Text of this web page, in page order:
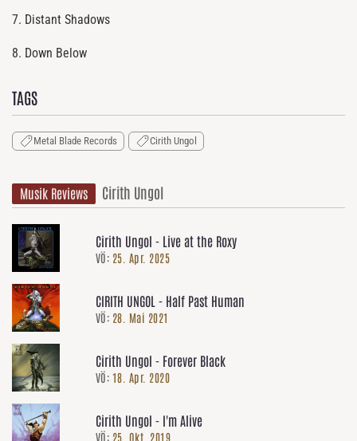
7. Distant Shadows
8. Down Below
TAGS
Metal Blade Records Cirith Ungol
Musik Reviews Cirith Ungol
Cirith Ungol - Live at the Roxy
VÖ: 25. Apr. 2025
CIRITH UNGOL - Half Past Human
VÖ: 28. Mai 2021
Cirith Ungol - Forever Black
VÖ: 18. Apr. 2020
Cirith Ungol - I'm Alive
VÖ: 25. Okt. 2019